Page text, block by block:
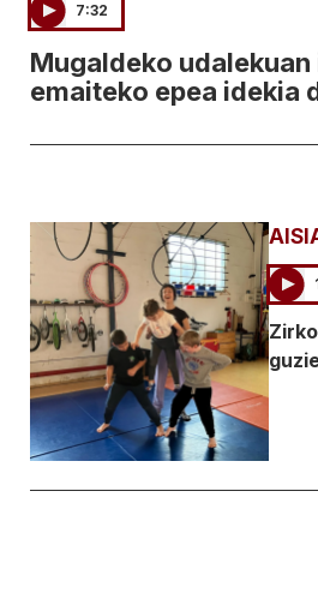
7:32
Mugaldeko udalekuan
emaiteko epea idekia